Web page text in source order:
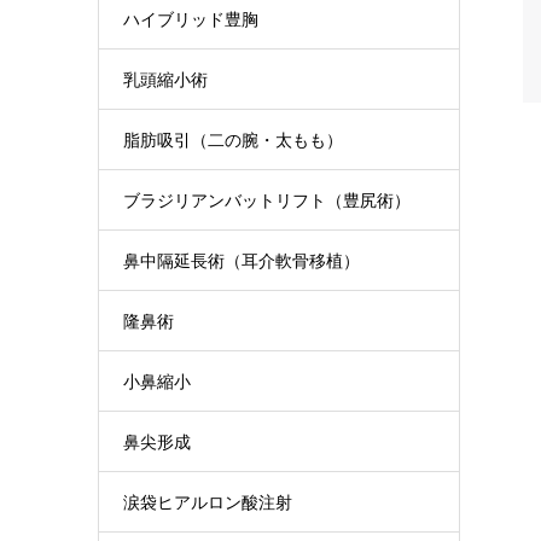
ハイブリッド豊胸
乳頭縮小術
脂肪吸引（二の腕・太もも）
ブラジリアンバットリフト（豊尻術）
鼻中隔延長術（耳介軟骨移植）
隆鼻術
小鼻縮小
鼻尖形成
涙袋ヒアルロン酸注射